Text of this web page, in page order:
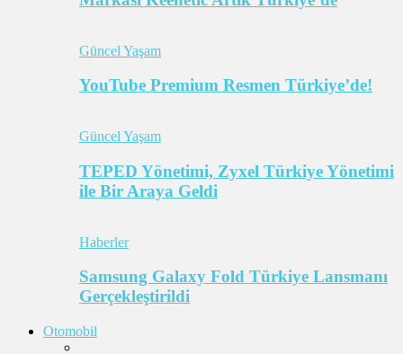
Güncel Yaşam
YouTube Premium Resmen Türkiye’de!
Güncel Yaşam
TEPED Yönetimi, Zyxel Türkiye Yönetimi
ile Bir Araya Geldi
Haberler
Samsung Galaxy Fold Türkiye Lansmanı
Gerçekleştirildi
Otomobil